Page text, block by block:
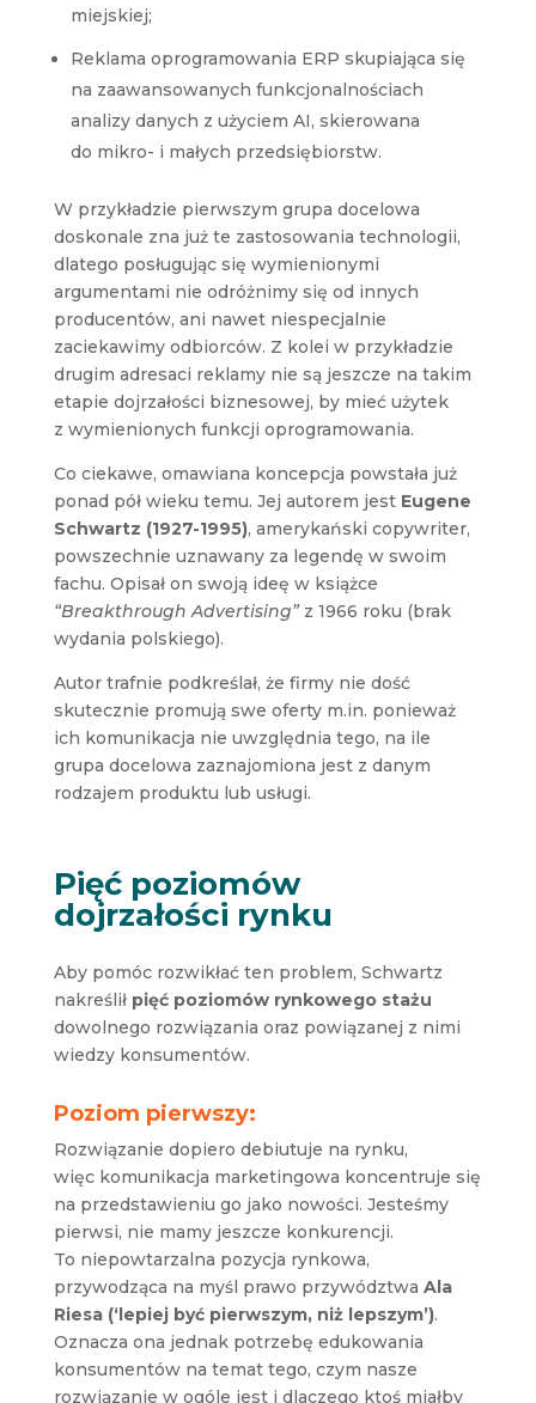
miejskiej;
Reklama oprogramowania ERP skupiająca się
na zaawansowanych funkcjonalnościach
analizy danych z użyciem AI, skierowana
do mikro- i małych przedsiębiorstw.
W przykładzie pierwszym grupa docelowa
doskonale zna już te zastosowania technologii,
dlatego posługując się wymienionymi
argumentami nie odróżnimy się od innych
producentów, ani nawet niespecjalnie
zaciekawimy odbiorców. Z kolei w przykładzie
drugim adresaci reklamy nie są jeszcze na takim
etapie dojrzałości biznesowej, by mieć użytek
z wymienionych funkcji oprogramowania.
Co ciekawe, omawiana koncepcja powstała już
ponad pół wieku temu. Jej autorem jest Eugene
Schwartz (1927-1995), amerykański copywriter,
powszechnie uznawany za legendę w swoim
fachu. Opisał on swoją ideę w książce
“Breakthrough Advertising”z 1966 roku (brak
wydania polskiego).
Autor trafnie podkreślał, że firmy nie dość
skutecznie promują swe oferty m.in. ponieważ
ich komunikacja nie uwzględnia tego, na ile
grupa docelowa zaznajomiona jest z danym
rodzajem produktu lub usługi.
Pięć poziomów
dojrzałości rynku
Aby pomóc rozwikłać ten problem, Schwartz
nakreślił pięć poziomów rynkowego stażu
dowolnego rozwiązania oraz powiązanej z nimi
wiedzy konsumentów.
Poziom pierwszy:
Rozwiązanie dopiero debiutuje na rynku,
więc komunikacja marketingowa koncentruje się
na przedstawieniu go jako nowości. Jesteśmy
pierwsi, nie mamy jeszcze konkurencji.
To niepowtarzalna pozycja rynkowa,
przywodząca na myśl prawo przywództwa Ala
Riesa (‘lepiej być pierwszym, niż lepszym’).
Oznacza ona jednak potrzebę edukowania
konsumentów na temat tego, czym nasze
rozwiązanie w ogóle jest i dlaczego ktoś miałby